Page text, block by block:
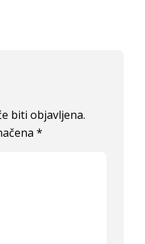
biti objavljena.
*